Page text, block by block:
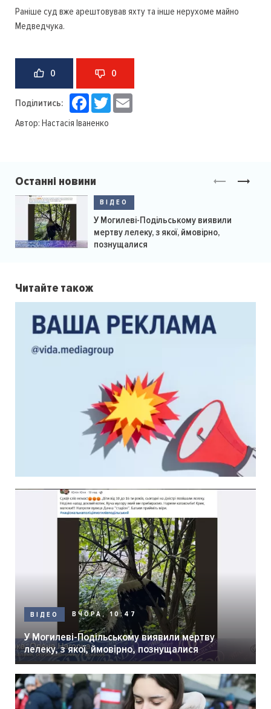
Раніше суд вже арештовував яхту та інше нерухоме майно
Медведчука.
0 0
Поділитись: Facebook
Twitter
Автор: Настасія Іваненко
Останні новини
ВІДЕО
У Могилеві-Подільському виявили
мертву лелеку, з якої, ймовірно,
познущалися
Читайте також
ВІДЕО ВЧОРА, 10:47
У Могилеві-Подільському виявили мертву
лелеку, з якої, ймовірно, познущалися